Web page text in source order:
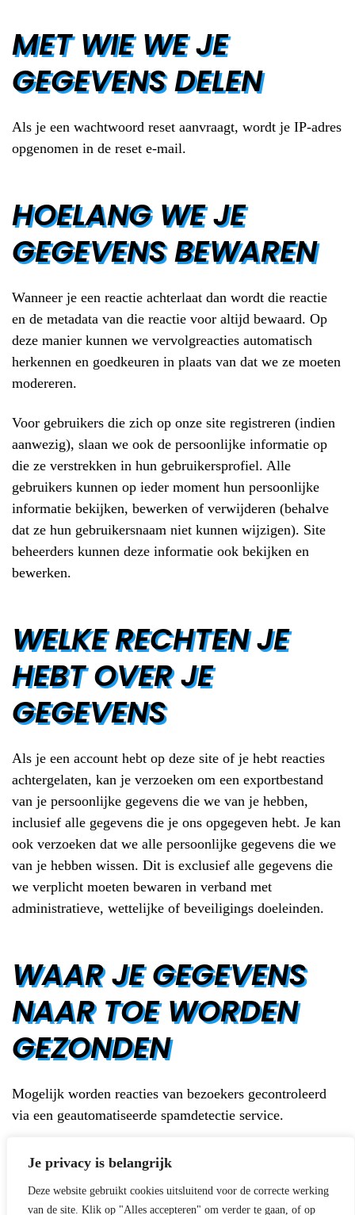
Je privacy is belangrijk
Deze website gebruikt cookies uitsluitend voor de correcte werking
van de site. Klik op "Alles accepteren" om verder te gaan, of op
MET WIE WE JE
GEGEVENS DELEN
Als je een wachtwoord reset aanvraagt, wordt je IP-adres
opgenomen in de reset e-mail.
HOELANG WE JE
GEGEVENS BEWAREN
Wanneer je een reactie achterlaat dan wordt die reactie
en de metadata van die reactie voor altijd bewaard. Op
deze manier kunnen we vervolgreacties automatisch
herkennen en goedkeuren in plaats van dat we ze moeten
modereren.
Voor gebruikers die zich op onze site registreren (indien
aanwezig), slaan we ook de persoonlijke informatie op
die ze verstrekken in hun gebruikersprofiel. Alle
gebruikers kunnen op ieder moment hun persoonlijke
informatie bekijken, bewerken of verwijderen (behalve
dat ze hun gebruikersnaam niet kunnen wijzigen). Site
beheerders kunnen deze informatie ook bekijken en
bewerken.
WELKE RECHTEN JE
HEBT OVER JE
GEGEVENS
Als je een account hebt op deze site of je hebt reacties
achtergelaten, kan je verzoeken om een exportbestand
van je persoonlijke gegevens die we van je hebben,
inclusief alle gegevens die je ons opgegeven hebt. Je kan
ook verzoeken dat we alle persoonlijke gegevens die we
van je hebben wissen. Dit is exclusief alle gegevens die
we verplicht moeten bewaren in verband met
administratieve, wettelijke of beveiligings doeleinden.
WAAR JE GEGEVENS
NAAR TOE WORDEN
GEZONDEN
Mogelijk worden reacties van bezoekers gecontroleerd
via een geautomatiseerde spamdetectie service.